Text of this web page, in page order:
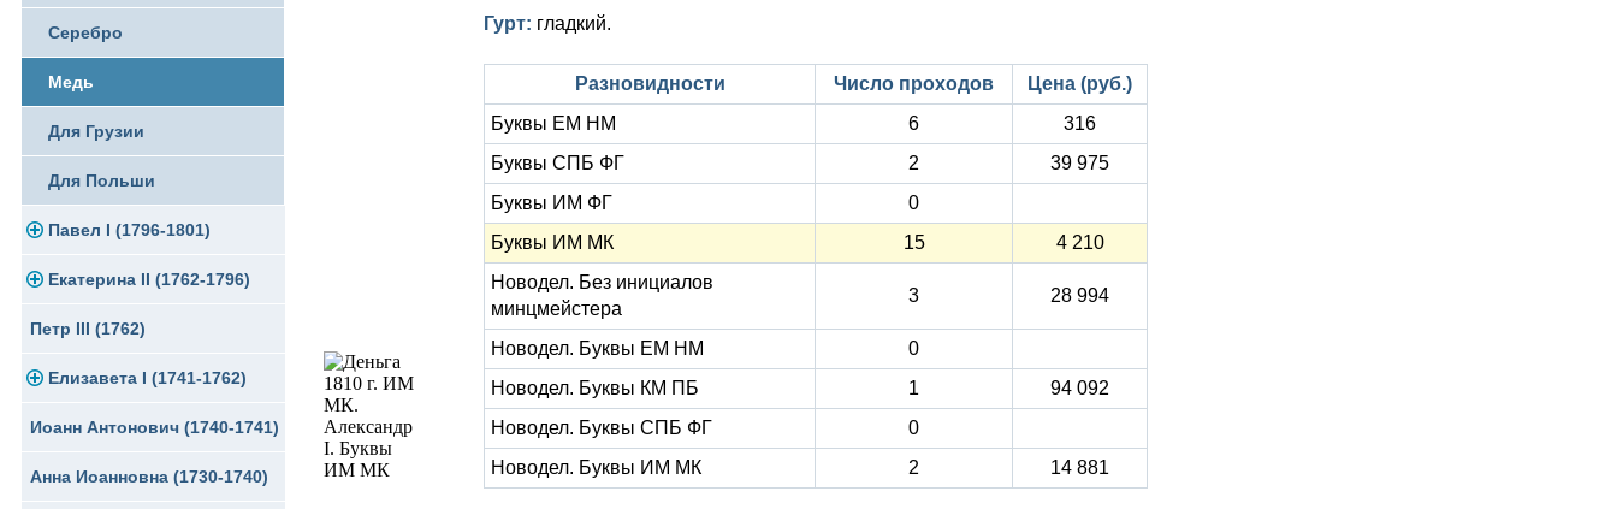
Памятные и донативные
Памятные и донативные
Для Финляндии
Памятные и донативные
Медь
Для Грузии
Русско-Польские
Для Польши
Памятные и донативные
Серебро
Медь
Для Грузии
Для Польши
Павел I (1796-1801)
Золото
Серебро
Медь
Екатерина II (1762-1796)
Золото
Серебро
Медь
Сибирские монеты
Петр III (1762)
Елизавета I (1741-1762)
Золото
Серебро
Иоанн Антонович (1740-1741)
Анна Иоанновна (1730-1740)
Гурт: гладкий.
Разновидности Число проходов
Цена (руб.)
Буквы ЕМ НМ
6
316
Буквы СПБ ФГ
2
39 975
Буквы ИМ ФГ
0
Буквы ИМ МК
15
4 210
Новодел. Без инициалов
минцмейстера
3 28 994
Новодел. Буквы ЕМ НМ
0
Новодел. Буквы КМ ПБ
1
94 092
Новодел. Буквы СПБ ФГ
0
Новодел. Буквы ИМ МК
2 14 881